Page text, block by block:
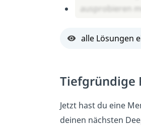
ausprobieren
alle Lösungen
Tiefgründige
Jetzt hast du eine
deinen nächsten